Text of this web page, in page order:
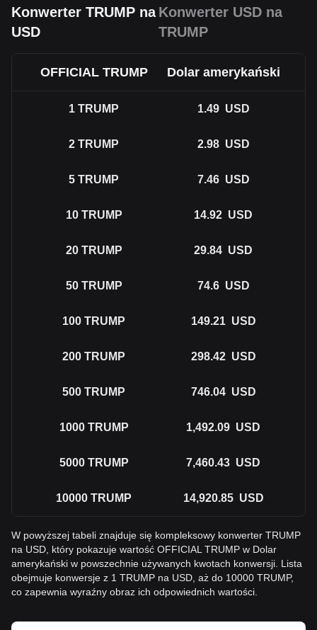
Konwerter TRUMP na
USD
Konwerter USD na
TRUMP
OFFICIAL TRUMP Dolar amerykański
1 TRUMP 1.49 USD
2 TRUMP 2.98 USD
5 TRUMP 7.46 USD
10 TRUMP 14.92 USD
20 TRUMP 29.84 USD
50 TRUMP 74.6 USD
100 TRUMP 149.21 USD
200 TRUMP 298.42 USD
500 TRUMP 746.04 USD
1000 TRUMP 1,492.09 USD
5000 TRUMP 7,460.43 USD
10000 TRUMP 14,920.85 USD
W powyższej tabeli znajduje się kompleksowy konwerter TRUMP
na USD, który pokazuje wartość OFFICIAL TRUMP w Dolar
amerykański w powszechnie używanych kwotach konwersji. Lista
obejmuje konwersje z 1 TRUMP na USD, aż do 10000 TRUMP,
co zapewnia wyraźny obraz ich odpowiednich wartości.